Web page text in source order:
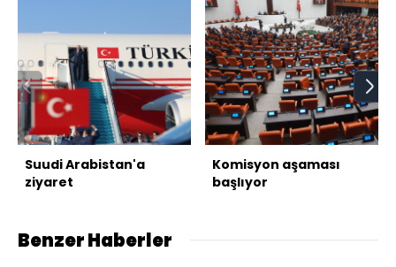
Suudi Arabistan'a
ziyaret
Komisyon aşaması
başlıyor
Benzer Haberler